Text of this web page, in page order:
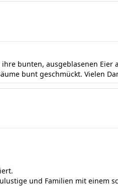
bunten, ausgeblasenen Eier
bunt geschmückt. Vielen
und Familien mit einem